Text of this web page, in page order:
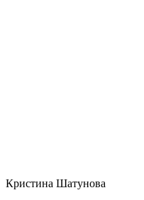
Кристина Шатунова